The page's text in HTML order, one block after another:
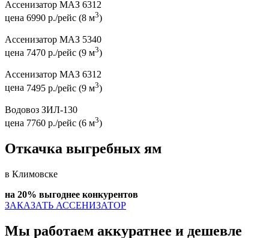
Ассенизатор МАЗ 6312
цена 6990 р./рейс (8 м3)
Ассенизатор МАЗ 5340
цена 7470 р./рейс (9 м3)
Ассенизатор МАЗ 6312
цена 7495 р./рейс (9 м3)
Водовоз ЗИЛ-130
цена 7760 р./рейс (6 м3)
Откачка выгребных ям
в Климовске
на 20% выгоднее конкурентов
ЗАКАЗАТЬ АССЕНИЗАТОР
Мы работаем аккуратнее и дешевле